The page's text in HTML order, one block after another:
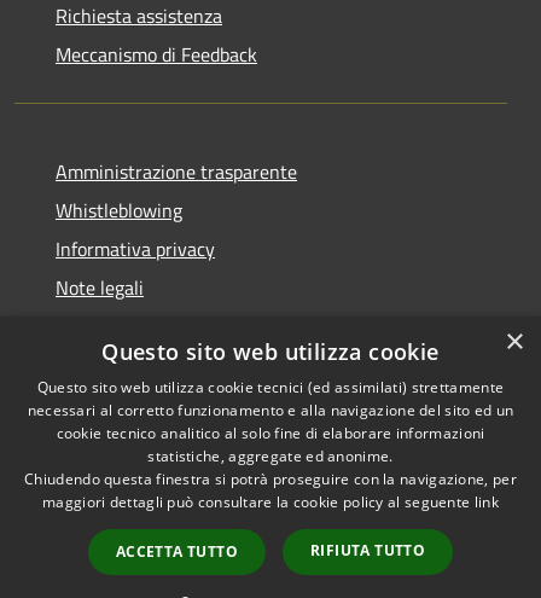
Richiesta assistenza
Meccanismo di Feedback
Amministrazione trasparente
Whistleblowing
Informativa privacy
Note legali
Segnalazioni di inaccessibilità
RSS
Accessibilità
Copyright © 2026 • Comune di
Finale Ligure • Powered by
Municipium•
Accesso
redazione
×
Questo sito web utilizza cookie
Questo sito web utilizza cookie tecnici (ed assimilati) strettamente
necessari al corretto funzionamento e alla navigazione del sito ed un
cookie tecnico analitico al solo fine di elaborare informazioni
statistiche, aggregate ed anonime.
Chiudendo questa finestra si potrà proseguire con la navigazione, per
maggiori dettagli può consultare la cookie policy al seguente link
ACCETTA TUTTO RIFIUTA TUTTO